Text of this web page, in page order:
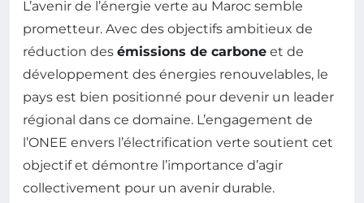
L’avenir de l’énergie verte au Maroc semble
prometteur. Avec des objectifs ambitieux de
réduction des émissions de carbone et de
développement des énergies renouvelables, le
pays est bien positionné pour devenir un leader
régional dans ce domaine. L’engagement de
l’ONEE envers l’électrification verte soutient cet
objectif et démontre l’importance d’agir
collectivement pour un avenir durable.